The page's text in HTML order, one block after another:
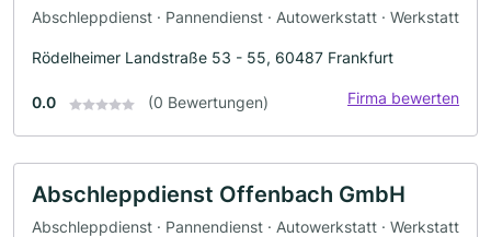
Abschleppdienst · Pannendienst · Autowerkstatt · Werkstatt
Rödelheimer Landstraße 53 - 55, 60487 Frankfurt
0.0 (0 Bewertungen) Firma bewerten
Abschleppdienst Offenbach GmbH
Abschleppdienst · Pannendienst · Autowerkstatt · Werkstatt